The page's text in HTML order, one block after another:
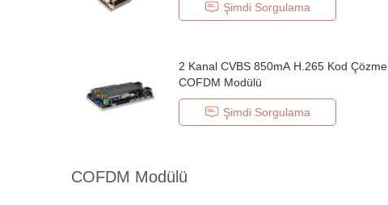
Şimdi Sorgulama
2 Kanal CVBS 850mA H.265 Kod Çözme
COFDM Modülü
Şimdi Sorgulama
COFDM Modülü